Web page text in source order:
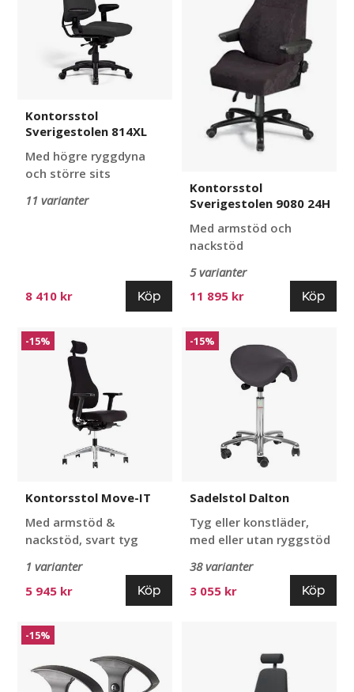
Kontorsstol
Sverigestolen 814XL
Med högre ryggdyna
och större sits
11 varianter
8 410 kr Köp
Kontorsstol
Sverigestolen 9080 24H
Med armstöd och
nackstöd
5 varianter
11 895 kr
Köp
Kontorsstol
Move-
-15%
Kontorsstol Move-IT
Med armstöd &
nackstöd, svart tyg
1 varianter
5 945 kr
Köp
Sadelstol
Dalton
-15%
Sadelstol Dalton
Tyg eller konstläder,
med eller utan ryggstöd
38 varianter
3 055 kr
Köp
Armstöd
till
kontorsstol
Vito,
-15%